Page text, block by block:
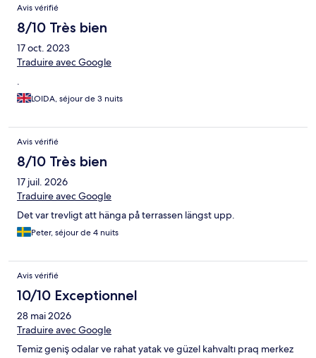
Avis vérifié
8/10 Très bien
17 oct. 2023
Traduire avec Google
.
LOIDA, séjour de 3 nuits
Avis vérifié
8/10 Très bien
17 juil. 2026
Traduire avec Google
Det var trevligt att hänga på terrassen längst upp.
Peter, séjour de 4 nuits
Avis vérifié
10/10 Exceptionnel
28 mai 2026
Traduire avec Google
Temiz geniş odalar ve rahat yatak ve güzel kahvaltı praq merkez